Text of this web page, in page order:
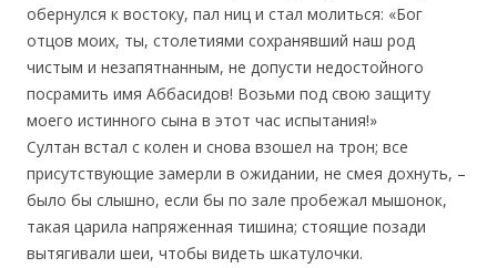
обернулся к востоку, пал ниц и стал молиться: «Бог
отцов моих, ты, столетиями сохранявший наш род
чистым и незапятнанным, не допусти недостойного
посрамить имя Аббасидов! Возьми под свою защиту
моего истинного сына в этот час испытания!»
Султан встал с колен и снова взошел на трон; все
присутствующие замерли в ожидании, не смея дохнуть, –
было бы слышно, если бы по зале пробежал мышонок,
такая царила напряженная тишина; стоящие позади
вытягивали шеи, чтобы видеть шкатулочки.